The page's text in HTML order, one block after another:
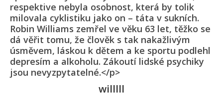
respektive nebyla osobnost, která by tolik
milovala cyklistiku jako on – táta v sukních.
Robin Williams zemřel ve věku 63 let, těžko se
dá věřit tomu, že člověk s tak nakažlivým
úsměvem, láskou k dětem a ke sportu podlehl
depresím a alkoholu. Zákoutí lidské psychiky
jsou nevyzpytatelné.</p>
willlll